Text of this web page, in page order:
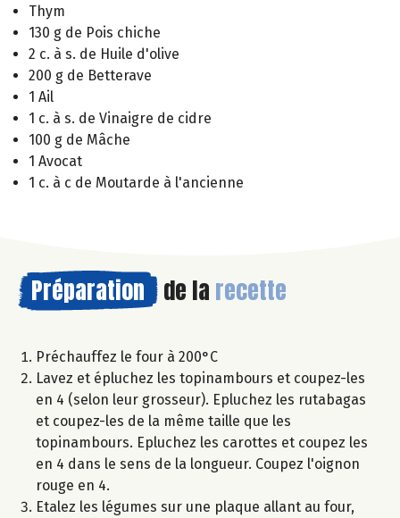
Thym
130 g de Pois chiche
2 c. à s. de Huile d'olive
200 g de Betterave
1 Ail
1 c. à s. de Vinaigre de cidre
100 g de Mâche
1 Avocat
1 c. à c de Moutarde à l'ancienne
Préparation de la recette
Préchauffez le four à 200°C
Lavez et épluchez les topinambours et coupez-les
en 4 (selon leur grosseur). Epluchez les rutabagas
et coupez-les de la même taille que les
topinambours. Epluchez les carottes et coupez les
en 4 dans le sens de la longueur. Coupez l'oignon
rouge en 4.
Etalez les légumes sur une plaque allant au four,